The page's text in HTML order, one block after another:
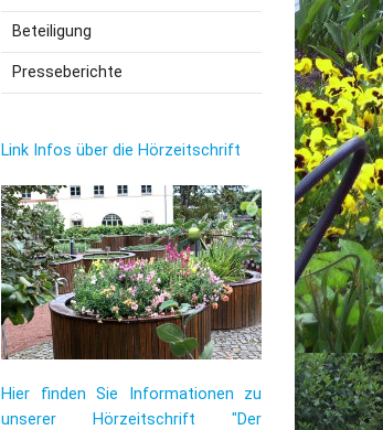
Beteiligung
Presseberichte
Link Infos über die Hörzeitschrift
Hier finden Sie Informationen zu
unserer Hörzeitschrift "Der